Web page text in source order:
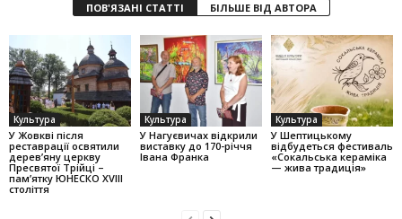
ПОВ'ЯЗАНІ СТАТТІ БІЛЬШЕ ВІД АВТОРА
Культура
У Жовкві після
реставрації освятили
дерев’яну церкву
Пресвятої Трійці –
пам’ятку ЮНЕСКО XVIII
століття
Культура
У Нагуєвичах відкрили
виставку до 170-річчя
Івана Франка
Культура
У Шептицькому
відбудеться фестиваль
«Сокальська кераміка
— жива традиція»